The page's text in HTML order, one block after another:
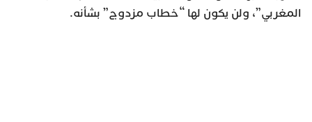
المغربي”، ولن يكون لها “خطاب مزدوج” بشأنه.